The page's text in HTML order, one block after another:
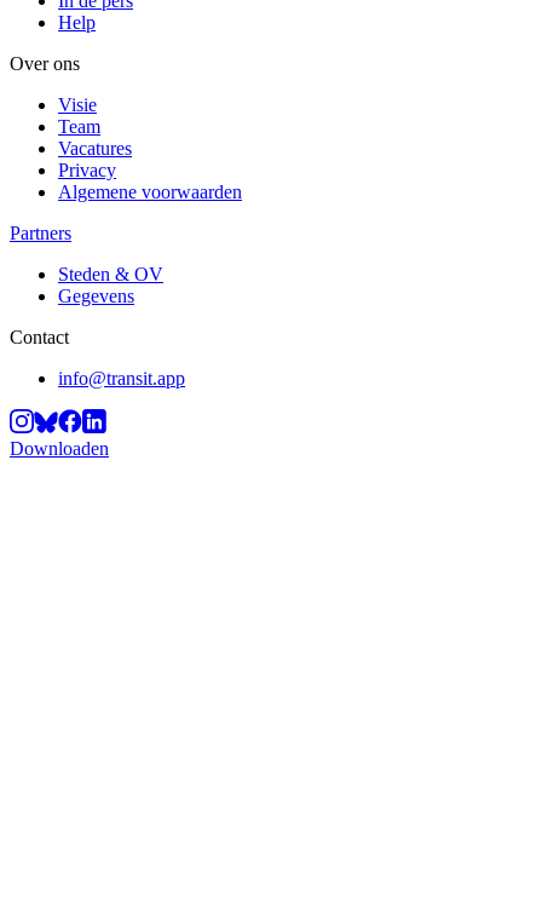
Help
Over ons
Visie
Team
Vacatures
Privacy
Algemene voorwaarden
Partners
Steden & OV
Gegevens
Contact
info@transit.app
Downloaden